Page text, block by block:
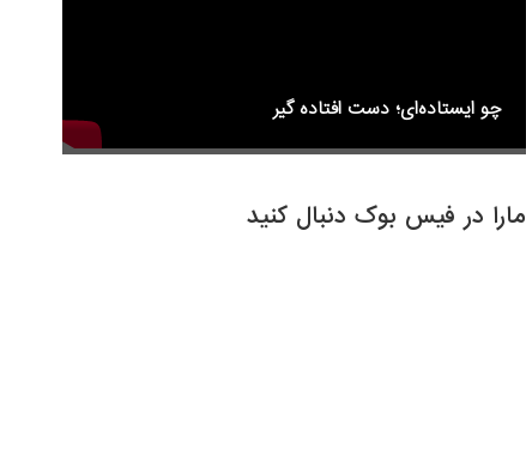
چو ایستاده‌ای؛ دست افتاده گیر
مارا در فیس بوک دنبال کنید